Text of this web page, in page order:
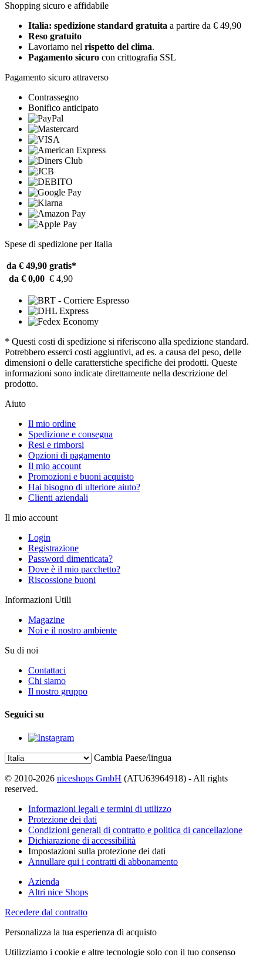
Shopping sicuro e affidabile
Italia: spedizione standard gratuita a partire da € 49,90
Reso gratuito
Lavoriamo nel rispetto del clima.
Pagamento sicuro con crittografia SSL
Pagamento sicuro attraverso
Contrassegno
Bonifico anticipato
Spese di spedizione per Italia
da € 49,90 gratis*
da € 0,00 € 4,90
* Questi costi di spedizione si riferiscono alla spedizione standard.
Potrebbero esserci costi aggiuntivi, ad es. a causa del peso, delle
dimensioni o delle caratterstiche specifiche dei prodotti. Queste
informazioni sono indicate direttamente nella descrizione del
prodotto.
Aiuto
Il mio ordine
Spedizione e consegna
Resi e rimborsi
Opzioni di pagamento
Il mio account
Promozioni e buoni acquisto
Hai bisogno di ulteriore aiuto?
Clienti aziendali
Il mio account
Login
Registrazione
Password dimenticata?
Dove è il mio pacchetto?
Riscossione buoni
Informazioni Utili
Magazine
Noi e il nostro ambiente
Su di noi
Contattaci
Chi siamo
Il nostro gruppo
Seguici su
Cambia Paese/lingua
© 2010-2026 niceshops GmbH (ATU63964918) - All rights
reserved.
Informazioni legali e termini di utilizzo
Protezione dei dati
Condizioni generali di contratto e politica di cancellazione
Dichiarazione di accessibilità
Impostazioni sulla protezione dei dati
Annullare qui i contratti di abbonamento
Azienda
Altri nice Shops
Recedere dal contratto
Personalizza la tua esperienza di acquisto
Utilizziamo i cookie e altre tecnologie solo con il tuo consenso